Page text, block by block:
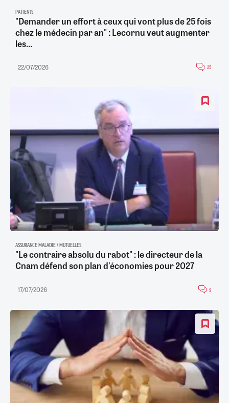
PATIENTS
"Demander un effort à ceux qui vont plus de 25 fois
chez le médecin par an" : Lecornu veut augmenter
les...
22/07/2026 25
ASSURANCE MALADIE / MUTUELLES
"Le contraire absolu du rabot" : le directeur de la
Cnam défend son plan d'économies pour 2027
17/07/2026 9